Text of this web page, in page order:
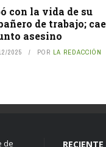
con la vida de su
de trabajo; cae
asesino
2025 POR LA REDACCIÓN
de RECIENTE